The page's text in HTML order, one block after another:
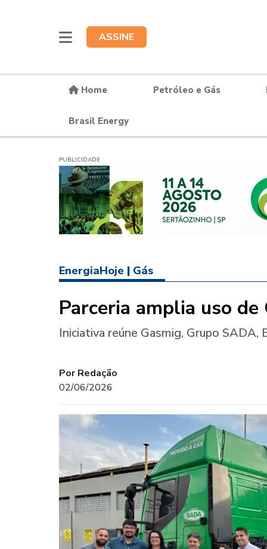
ASSINE
Home Petróleo e Gás
Brasil Energy
PUBLICIDADE
EnergiaHoje | Gás
Parceria amplia uso
Iniciativa reúne Gasmig, Grupo
Por Redação
02/06/2026